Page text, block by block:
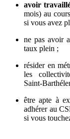
avoir
mois) au
si vous avez
ne pas avoir
taux plein ;
résider en
les
Saint-
être apte à
adhérer au
si vous